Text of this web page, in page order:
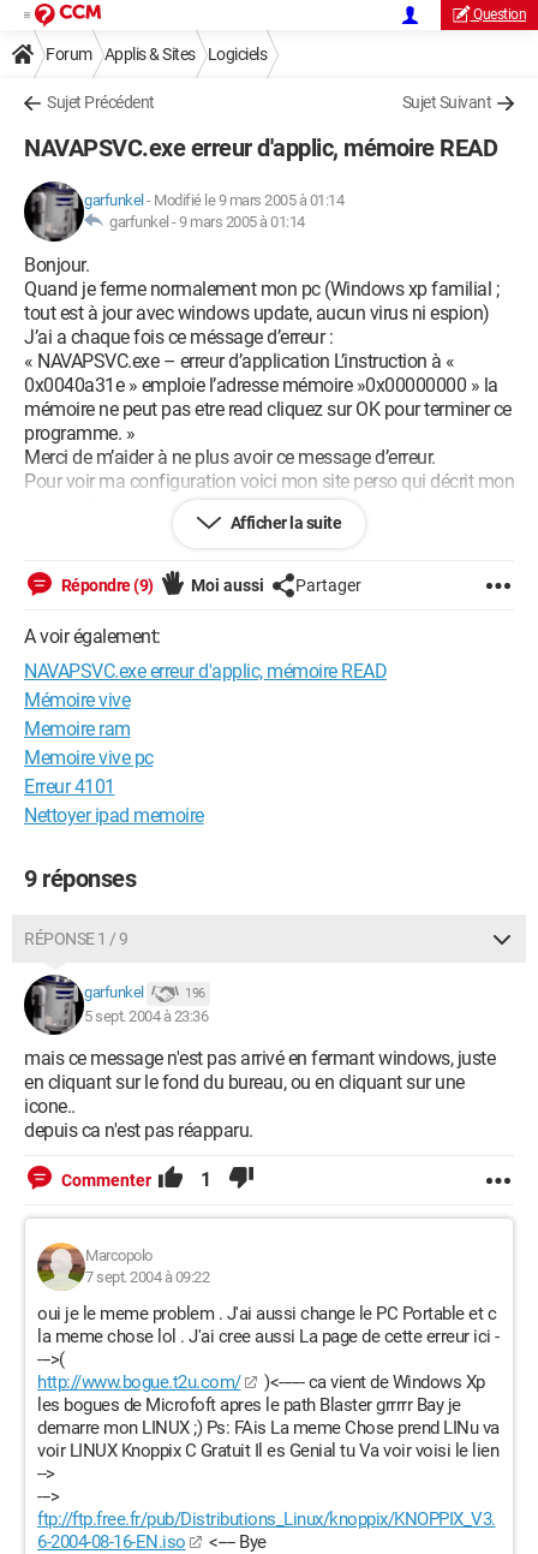
Question
Forum Applis & Sites Logiciels
Sujet Précédent Sujet Suivant
NAVAPSVC.exe erreur d'applic, mémoire READ
garfunkel - Modifié le 9 mars 2005 à 01:14
garfunkel -9 mars 2005 à 01:14
Bonjour.
Quand je ferme normalement mon pc (Windows xp familial ;
tout est à jour avec windows update, aucun virus ni espion)
J’ai a chaque fois ce méssage d’erreur :
« NAVAPSVC.exe – erreur d’application L’instruction à «
0x0040a31e » emploie l’adresse mémoire »0x00000000 » la
mémoire ne peut pas etre read cliquez sur OK pour terminer ce
programme. »
Merci de m’aider à ne plus avoir ce message d’erreur.
Pour voir ma configuration voici mon site perso qui décrit mon
pc et un historique des bugs déjà eu dans le passé, avec
quelques solutions à mes problémes précédents :
et mon second site perso :
http://site.voila.fr/occasion_hifi_video
Si mon site décrit d’autres bugs, je les ai résolus en partie (par
exemple en utilisant zone alarm et en désinstallant norton
security ), mais vos conseils sont bienvenus. Mon probléme
numéro un étant ce message d’erreur à la fermeture de
Windows
XP. Mon second probléme étant un probléme d’affichage de
miniatures de fichiers vidéos, probléme décrit dans mon
premier site perso. Merci d’avance.
Afficher la suite
Répondre (9) Moi aussi Partager
A voir également:
NAVAPSVC.exe erreur d'applic, mémoire READ
Mémoire vive
Memoire ram
Memoire vive pc
Erreur 4101
Nettoyer ipad memoire
9 réponses
RÉPONSE 1 / 9
garfunkel 196
5 sept. 2004 à 23:36
mais ce message n'est pas arrivé en fermant windows, juste
en cliquant sur le fond du bureau, ou en cliquant sur une
icone..
depuis ca n'est pas réapparu.
Commenter 1
Marcopolo
7 sept. 2004 à 09:22
oui je le meme problem . J'ai aussi change le PC Portable et c
la meme chose lol . J'ai cree aussi La page de cette erreur ici -
--->(
http://www.bogue.t2u.com/
)<------ ca vient de Windows Xp
les bogues de Microfoft apres le path Blaster grrrrr Bay je
demarre mon LINUX ;) Ps: FAis La meme Chose prend LINu va
voir LINUX Knoppix C Gratuit Il es Genial tu Va voir voisi le lien
-->
--->
ftp://ftp.free.fr/pub/Distributions_Linux/knoppix/KNOPPIX_V3.
6-2004-08-16-EN.iso
<---- Bye